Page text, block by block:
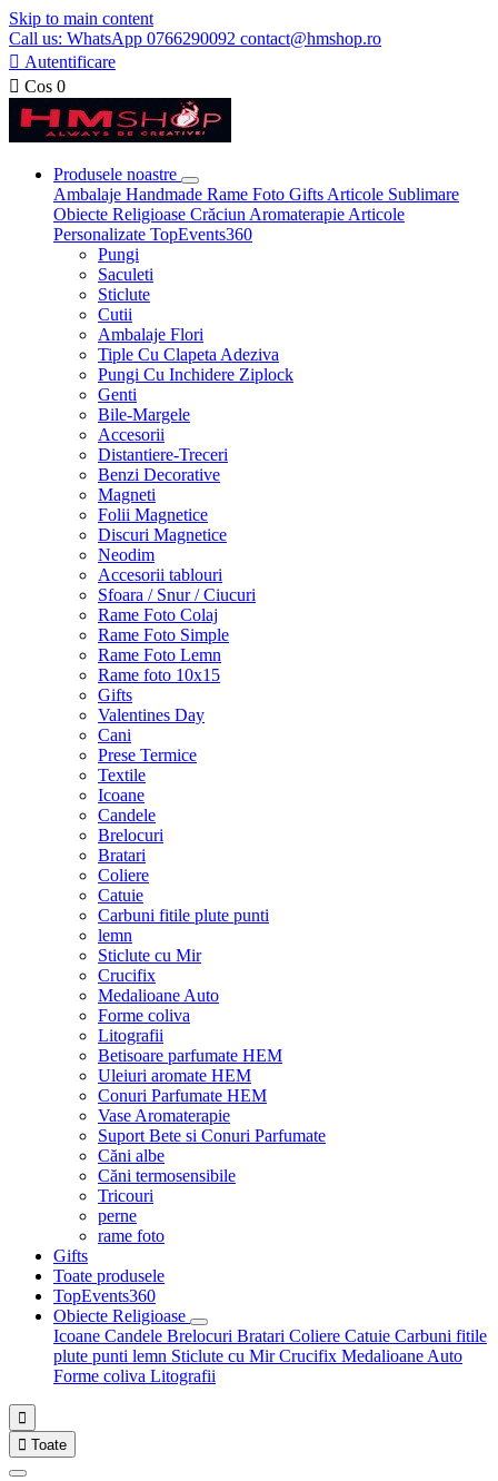
Skip to main content
Call us: WhatsApp 0766290092 contact@hmshop.ro
 Autentificare
 Cos 0
Produsele noastre
Ambalaje Handmade Rame Foto Gifts Articole Sublimare
Obiecte Religioase Crăciun Aromaterapie Articole
Personalizate TopEvents360
Pungi
Saculeti
Sticlute
Cutii
Ambalaje Flori
Tiple Cu Clapeta Adeziva
Pungi Cu Inchidere Ziplock
Genti
Bile-Margele
Accesorii
Distantiere-Treceri
Benzi Decorative
Magneti
Folii Magnetice
Discuri Magnetice
Neodim
Accesorii tablouri
Sfoara / Snur / Ciucuri
Rame Foto Colaj
Rame Foto Simple
Rame Foto Lemn
Rame foto 10x15
Gifts
Valentines Day
Cani
Prese Termice
Textile
Icoane
Candele
Brelocuri
Bratari
Coliere
Catuie
Carbuni fitile plute punti
lemn
Sticlute cu Mir
Crucifix
Medalioane Auto
Forme coliva
Litografii
Betisoare parfumate HEM
Uleiuri aromate HEM
Conuri Parfumate HEM
Vase Aromaterapie
Suport Bete si Conuri Parfumate
Căni albe
Căni termosensibile
Tricouri
perne
rame foto
Gifts
Toate produsele
TopEvents360
Obiecte Religioase
Icoane Candele Brelocuri Bratari Coliere Catuie Carbuni fitile
plute punti lemn Sticlute cu MirCrucifix Medalioane Auto
Forme coliva Litografii

 Toate